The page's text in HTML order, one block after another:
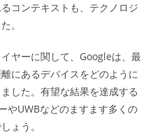
コンテキストも、テクノロジ
。
ヤーに関して、Googleは、最
にあるデバイスをどのように
した。有望な結果を達成する
やUWBなどのますます多くの
ょう。